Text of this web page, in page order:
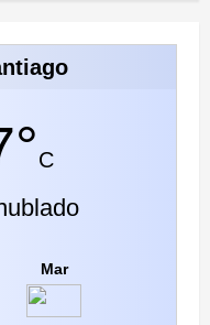
C
Mar